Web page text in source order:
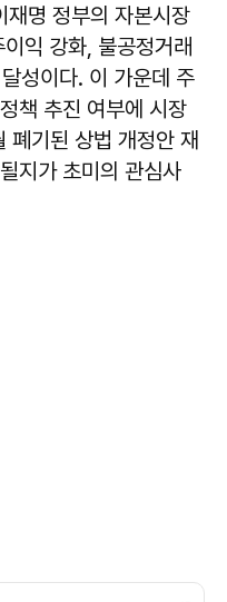
명 정부의 자본시장
익 강화, 불공정거래
성이다. 이 가운데 주
책 추진 여부에 시장
기된 상법 개정안 재
지가 초미의 관심사